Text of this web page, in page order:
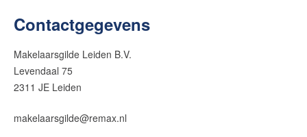
Contactgegevens
Makelaarsgilde Leiden B.V.
Levendaal 75
2311 JE Leiden
makelaarsgilde@remax.nl